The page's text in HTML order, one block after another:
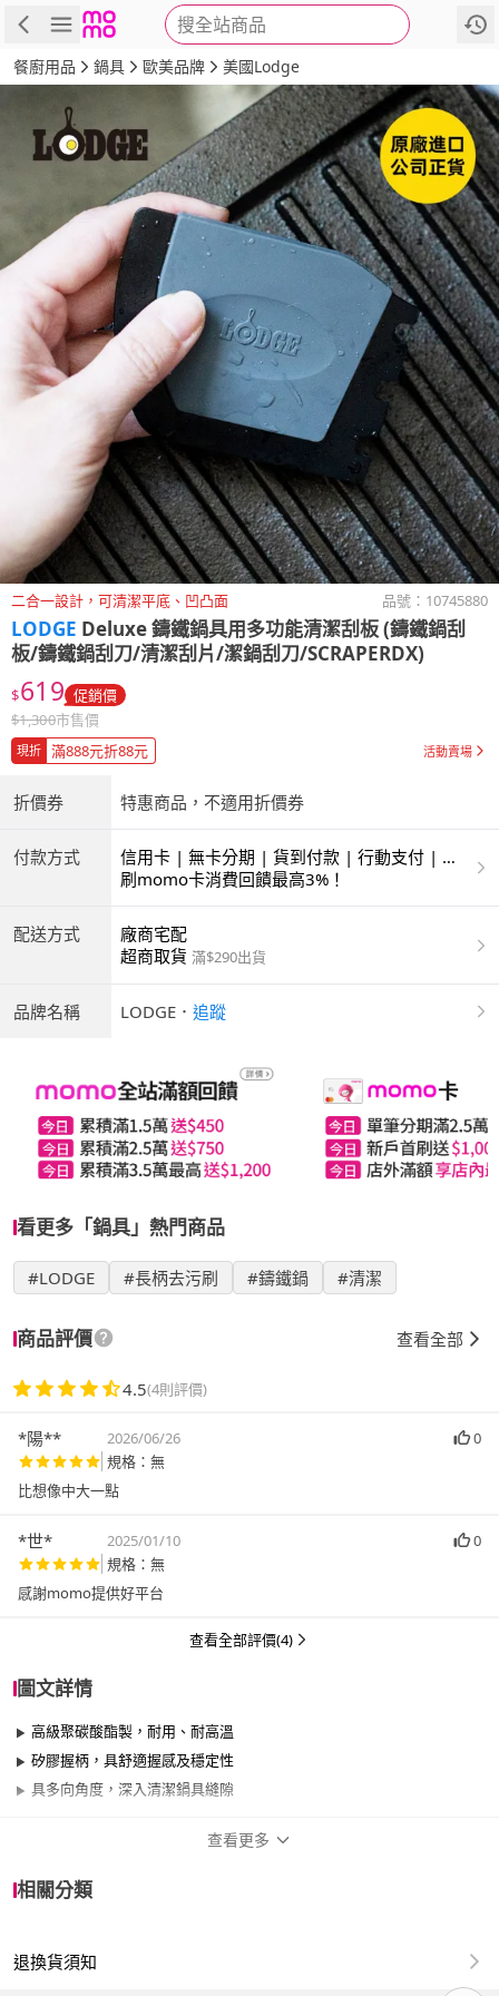
搜全站商品
商品 評價 詳情
餐廚用品 鍋具 歐美品牌 美國Lodge
二合一設計，可清潔平底、凹凸面 品號： 10745880
LODGE Deluxe 鑄鐵鍋具用多功能清潔刮板 (鑄鐵鍋刮
板/鑄鐵鍋刮刀/清潔刮片/潔鍋刮刀/SCRAPERDX)
$619 促銷價
$1,300市售價
現折 滿888元折88元 活動賣場
折價券 特惠商品，不適用折價券
付款方式
信用卡 | 無卡分期 | 貨到付款 | 行動支付 | 超
商付款 | ATM | 銀聯卡
刷momo卡消費回饋最高3%！
配送方式
廠商宅配
超商取貨 滿$290出貨
品牌名稱 LODGE ． 追蹤
看更多「鍋具」熱門商品
#LODGE #長柄去污刷 #鑄鐵鍋 #清潔
商品評價 查看全部
4.5(4則評價)
*陽** 2026/06/26
0
規格：無
比想像中大一點
*世* 2025/01/10
0
規格：無
感謝momo提供好平台
查看全部評價(4)
圖文詳情
高級聚碳酸酯製，耐用、耐高溫
矽膠握柄，具舒適握感及穩定性
具多向角度，深入清潔鍋具縫隙
查看更多
相關分類
退換貨須知